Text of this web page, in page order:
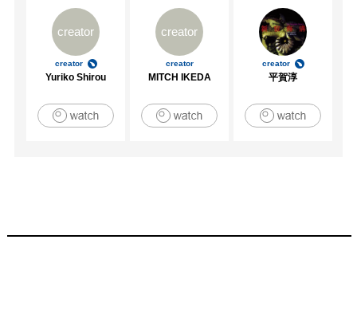
creator
creator
Yuriko Shirou
creator
creator
MITCH IKEDA
creator
平賀淳